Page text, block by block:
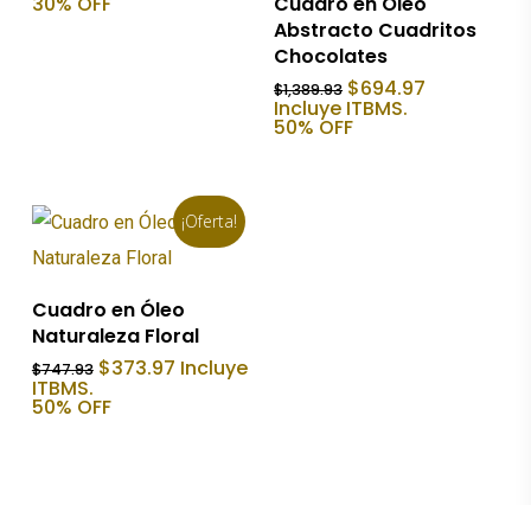
Abstracto Cuadritos
Chocolates
$1,389.93 El
precio
original
$694.97
Incluye ITBMS.
50% OFF
¡Oferta!
Añadir Al Carrito
Cuadro en Óleo
Naturaleza Floral
$747.93 El
original
$373.97El
precio
Incluye
ITBMS.
50% OFF